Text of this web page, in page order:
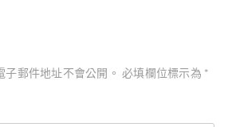
郵件地址不會公開。 必填欄位標示為 *